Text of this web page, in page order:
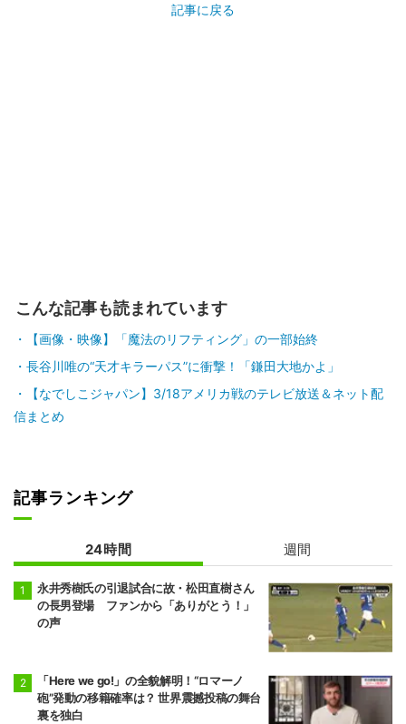
記事に戻る
こんな記事も読まれています
【画像・映像】「魔法のリフティング」の一部始終
長谷川唯の“天才キラーパス”に衝撃！「鎌田大地かよ」
【なでしこジャパン】3/18アメリカ戦のテレビ放送＆ネット配
信まとめ
記事ランキング
24時間 週間
永井秀樹氏の引退試合に故・松田直樹さん
の長男登場 ファンから「ありがとう！」
の声
「Here we go!」の全貌解明！“ロマーノ
砲”発動の移籍確率は？ 世界震撼投稿の舞台
裏を独白